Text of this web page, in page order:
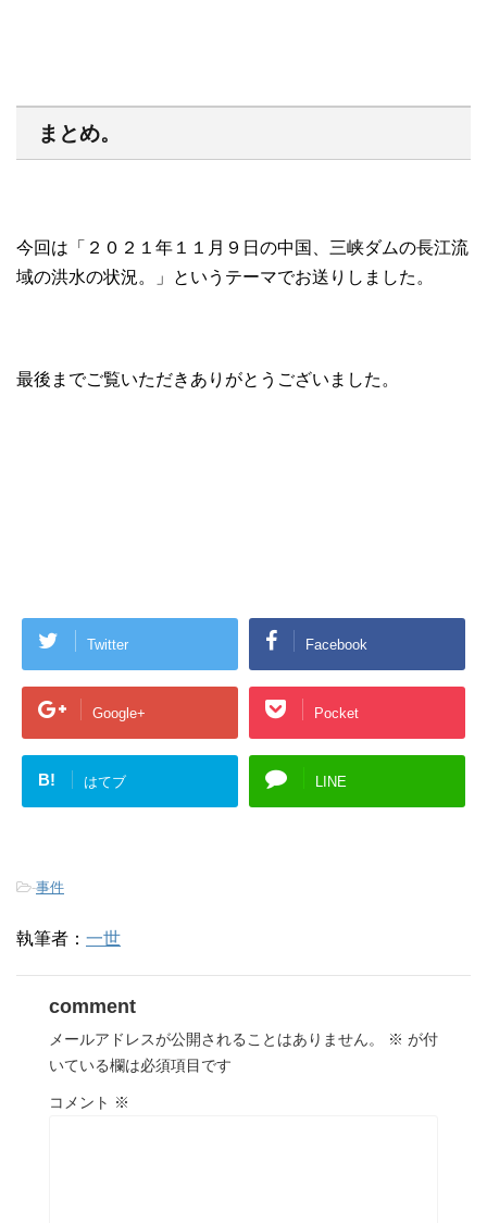
まとめ。
今回は「２０２１年１１月９日の中国、三峡ダムの長江流
域の洪水の状況。」というテーマでお送りしました。
最後までご覧いただきありがとうございました。
Twitter Facebook
Google+ Pocket
B! はてブ LINE
-事件
執筆者： 一世
comment
メールアドレスが公開されることはありません。 ※ が付
いている欄は必須項目です
コメント ※